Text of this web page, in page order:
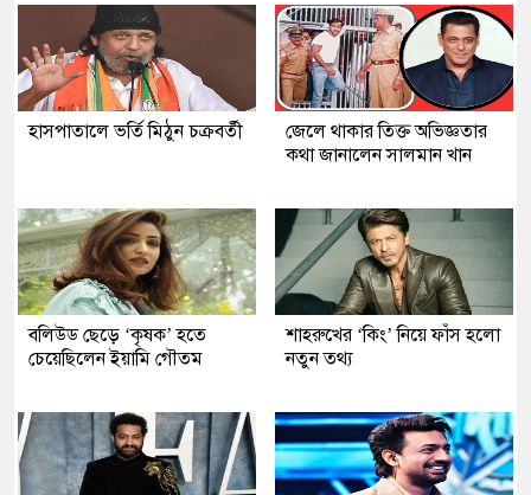
হাসপাতালে ভর্তি মিঠুন চক্রবর্তী
জেলে থাকার তিক্ত অভিজ্ঞতার
কথা জানালেন সালমান খান
বলিউড ছেড়ে ‘কৃষক’ হতে
চেয়েছিলেন ইয়ামি গৌতম
শাহরুখের ‘কিং’ নিয়ে ফাঁস হলো
নতুন তথ্য